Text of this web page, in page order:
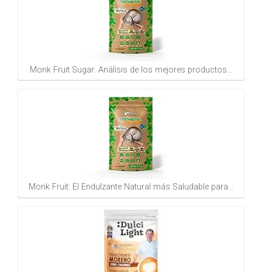
Monk Fruit Sugar: Análisis de los mejores productos…
Monk Fruit: El Endulzante Natural más Saludable para…